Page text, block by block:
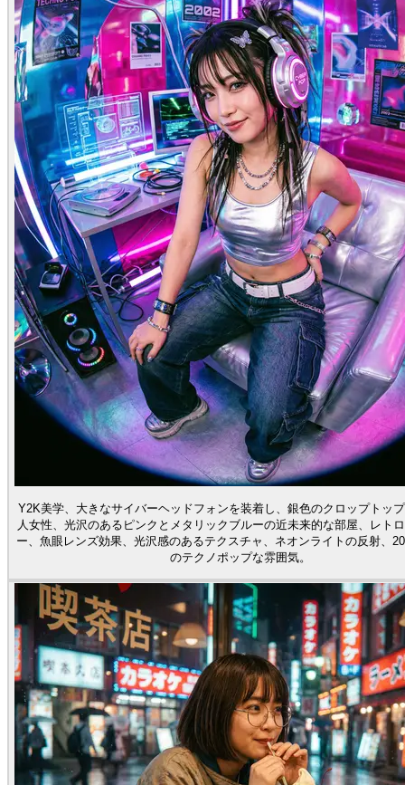
Y2K美学、大きなサイバーヘッドフォンを装着し、銀色のクロップトッ
人女性、光沢のあるピンクとメタリックブルーの近未来的な部屋、レト
ー、魚眼レンズ効果、光沢感のあるテクスチャ、ネオンライトの反射、
のテクノポップな雰囲気。